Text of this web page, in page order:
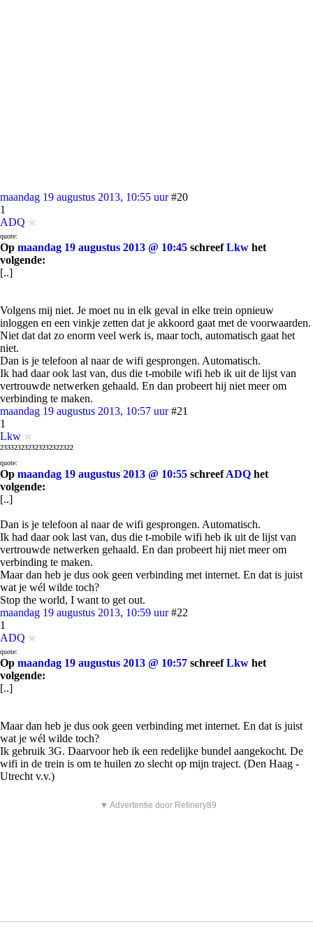
maandag 19 augustus 2013, 10:55 uur #20
1
ADQ
quote:
Op maandag 19 augustus 2013 @ 10:45 schreefLkw het
volgende:
[..]
Volgens mij niet. Je moet nu in elk geval in elke trein opnieuw
inloggen en een vinkje zetten dat je akkoord gaat met de voorwaarden.
Niet dat dat zo enorm veel werk is, maar toch, automatisch gaat het
niet.
Dan is je telefoon al naar de wifi gesprongen. Automatisch.
Ik had daar ook last van, dus die t-mobile wifi heb ik uit de lijst van
vertrouwde netwerken gehaald. En dan probeert hij niet meer om
verbinding te maken.
maandag 19 augustus 2013, 10:57 uur #21
1
Lkw
²³³³²³²³²³²³²³²³²²³²²
quote:
Op maandag 19 augustus 2013 @ 10:55 schreefADQ het
volgende:
[..]
Dan is je telefoon al naar de wifi gesprongen. Automatisch.
Ik had daar ook last van, dus die t-mobile wifi heb ik uit de lijst van
vertrouwde netwerken gehaald. En dan probeert hij niet meer om
verbinding te maken.
Maar dan heb je dus ook geen verbinding met internet. En dat is juist
wat je wél wilde toch?
Stop the world, I want to get out.
maandag 19 augustus 2013, 10:59 uur #22
1
ADQ
quote:
Op maandag 19 augustus 2013 @ 10:57 schreefLkw het
volgende:
[..]
Maar dan heb je dus ook geen verbinding met internet. En dat is juist
wat je wél wilde toch?
Ik gebruik 3G. Daarvoor heb ik een redelijke bundel aangekocht. De
wifi in de trein is om te huilen zo slecht op mijn traject. (Den Haag -
Utrecht v.v.)
▼ Advertentie door Refinery89